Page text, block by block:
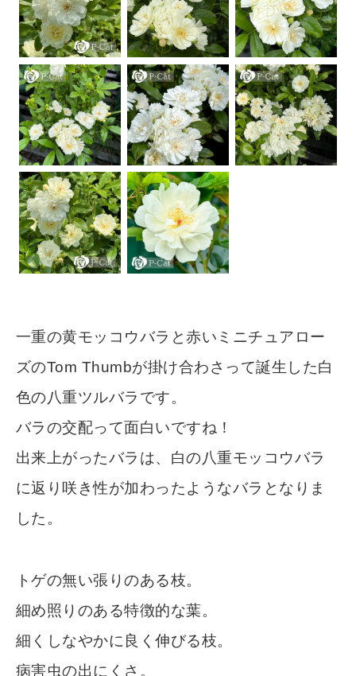
一重の黄モッコウバラと赤いミニチュアロー
ズのTom Thumbが掛け合わさって誕生した白
色の八重ツルバラです。
バラの交配って面白いですね！
出来上がったバラは、白の八重モッコウバラ
に返り咲き性が加わったようなバラとなりま
した。
トゲの無い張りのある枝。
細め照りのある特徴的な葉。
細くしなやかに良く伸びる枝。
病害虫の出にくさ。